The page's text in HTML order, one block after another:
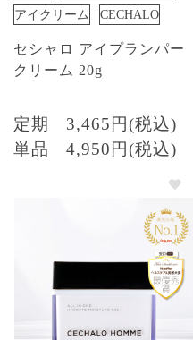
アイクリーム
CECHALO
セシャロ アイプランパー
クリーム 20g
定期
3,465円(税込)
単品
4,950円(税込)